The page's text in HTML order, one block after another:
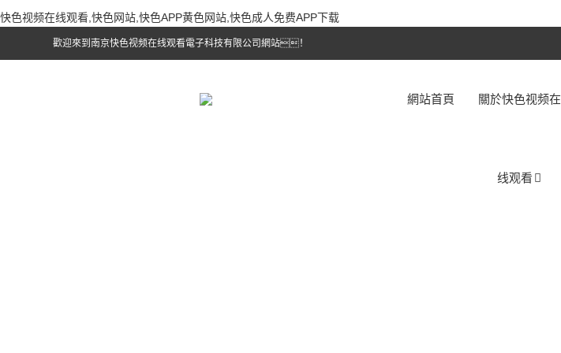
快色视频在线观看,快色网站,快色APP黄色网站,快色成人免费APP下载
歡迎來到南京快色视频在线观看電子科技有限公司網站！
網站首頁 關於快色视频在
线观看